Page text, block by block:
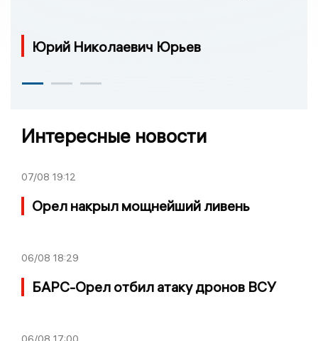
Юрий Николаевич Юрьев
Интересные новости
07/08 19:12
Орел накрыл мощнейший ливень
06/08 18:29
БАРС-Орел отбил атаку дронов ВСУ